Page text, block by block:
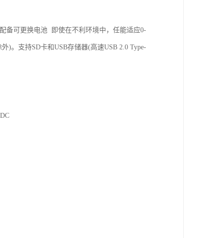
备可更换电池 即使在不利环境中，任能适应0-
)。支持SD卡和USB存储器(高速USB 2.0 Type-